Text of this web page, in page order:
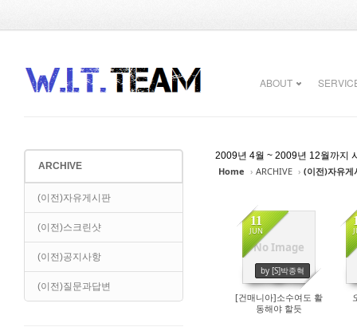
ABOUT
ARCHIVE
(이전)자유게시판
(이전)스크린샷
(이전)공지사항
(이전)질문과답변
2009년 4월 ~ 2009년 12월까지
Home › ARCHIVE › (이전)자유게
No Image
11
JUN
by [S]박종혁
14098
[건매니아]소수여도 활
동해야 할듯
Sketchbook5, 스케치북5
Sketchbook5, 스케치북5
Sketchbook5, 스케치북5
Sketchbook5, 스케치북5